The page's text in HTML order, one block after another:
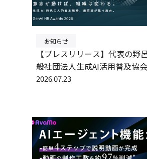
お知らせ
【プレスリリース】代表の野
般社団法人生成AI活用普及協
主催の 「GenAI HR Awards
2026.07.23